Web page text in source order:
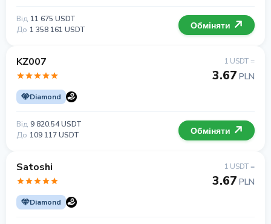
Від 11 675 USDT
До 1 358 161 USDT Обміняти
KZ007
Diamond
1 USDT =
3.67 PLN
Від 9 820.54 USDT
До 109 117 USDT Обміняти
Satoshi
Diamond
1 USDT =
3.67 PLN